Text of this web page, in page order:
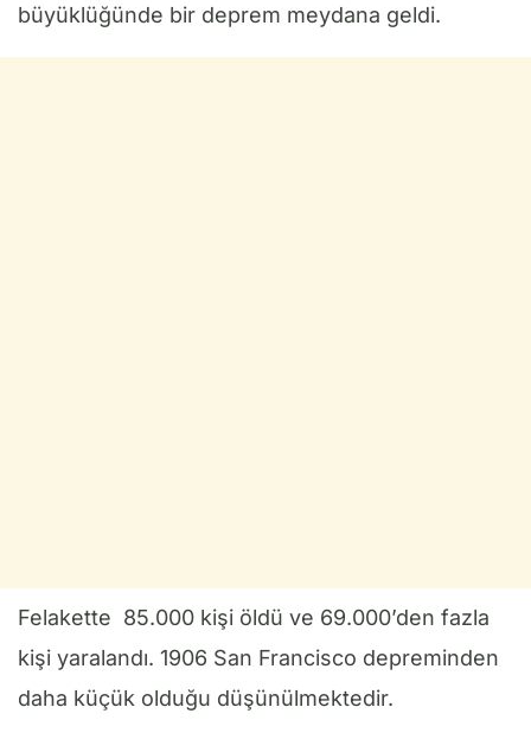
büyüklüğünde bir deprem meydana geldi.
Felakette 85.000 kişi öldü ve 69.000’den fazla
kişi yaralandı. 1906 San Francisco depreminden
daha küçük olduğu düşünülmektedir.